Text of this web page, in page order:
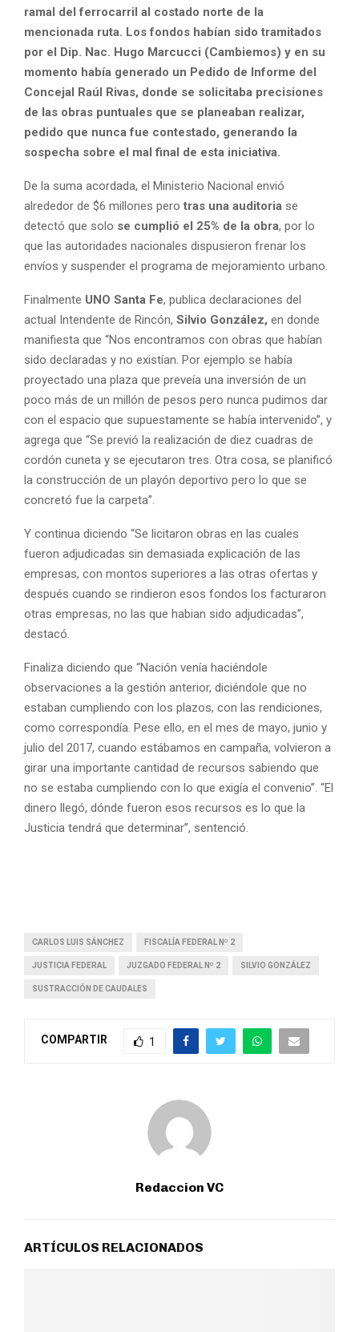
ramal del ferrocarril al costado norte de la
mencionada ruta. Los fondos habían sido tramitados
por el Dip. Nac. Hugo Marcucci (Cambiemos) y en su
momento había generado un Pedido de Informe del
Concejal Raúl Rivas, donde se solicitaba precisiones
de las obras puntuales que se planeaban realizar,
pedido que nunca fue contestado, generando la
sospecha sobre el mal final de esta iniciativa.
De la suma acordada, el Ministerio Nacional envió
alrededor de $6 millones pero tras una auditoria se
detectó que solo se cumplió el 25% de la obra, por lo
que las autoridades nacionales dispusieron frenar los
envíos y suspender el programa de mejoramiento urbano.
Finalmente UNO Santa Fe, publica declaraciones del
actual Intendente de Rincón, Silvio González, en donde
manifiesta que “Nos encontramos con obras que habían
sido declaradas y no existían. Por ejemplo se había
proyectado una plaza que preveía una inversión de un
poco más de un millón de pesos pero nunca pudimos dar
con el espacio que supuestamente se había intervenido”, y
agrega que “Se previó la realización de diez cuadras de
cordón cuneta y se ejecutaron tres. Otra cosa, se planificó
la construcción de un playón deportivo pero lo que se
concretó fue la carpeta”.
Y continua diciendo “Se licitaron obras en las cuales
fueron adjudicadas sin demasiada explicación de las
empresas, con montos superiores a las otras ofertas y
después cuando se rindieron esos fondos los facturaron
otras empresas, no las que habian sido adjudicadas”,
destacó.
Finaliza diciendo que “Nación venía haciéndole
observaciones a la gestión anterior, diciéndole que no
estaban cumpliendo con los plazos, con las rendiciones,
como correspondía. Pese ello, en el mes de mayo, junio y
julio del 2017, cuando estábamos en campaña, volvieron a
girar una importante cantidad de recursos sabiendo que
no se estaba cumpliendo con lo que exigía el convenio”. “El
dinero llegó, dónde fueron esos recursos es lo que la
Justicia tendrá que determinar”, sentenció.
CARLOS LUIS SÁNCHEZ FISCALÍA FEDERAL Nº 2
JUSTICIA FEDERAL JUZGADO FEDERAL Nº 2 SILVIO GONZÁLEZ
SUSTRACCIÓN DE CAUDALES
COMPARTIR 1
Redaccion VC
ARTÍCULOS RELACIONADOS